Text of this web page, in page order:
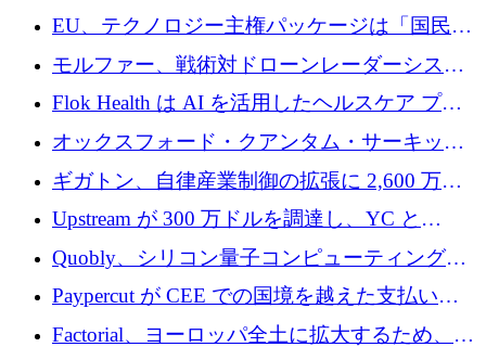
拡大するためにシリーズ C で 3,000 万ポンド
を調達
EU、テクノロジー主権パッケージは「国民の
保護」に関するものだと発言
モルファー、戦術対ドローンレーダーシステ
ムを最前線に近づけるために150万ユーロを調
Flok Health は AI を活用したヘルスケア プラ
ットフォームの成長に 1,250 万ドルを投資
オックスフォード・クアンタム・サーキット
が「成人向け」2億6,000万ポンドの資金調達
ラウンドを獲得
ギガトン、自律産業制御の拡張に 2,600 万ド
ルを調達
Upstream が 300 万ドルを調達し、YC と
Xavier Niel が支援する共同 AI 受信箱を立ち上
げる
Quobly、シリコン量子コンピューティングの
商用化のためにシリーズ A で 1 億 1,500 万ユ
ーロを調達
Paypercut が CEE での国境を越えた支払いを
拡大するために 500 万ユーロを確保
Factorial、ヨーロッパ全土に拡大するため、25